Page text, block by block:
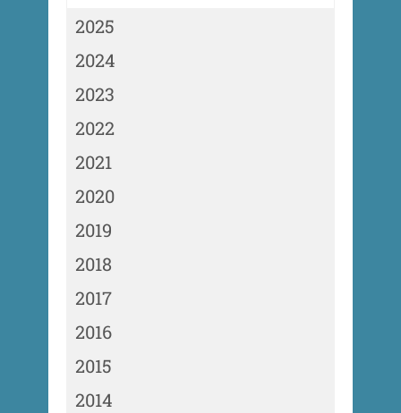
2025
2024
2023
2022
2021
2020
2019
2018
2017
2016
2015
2014